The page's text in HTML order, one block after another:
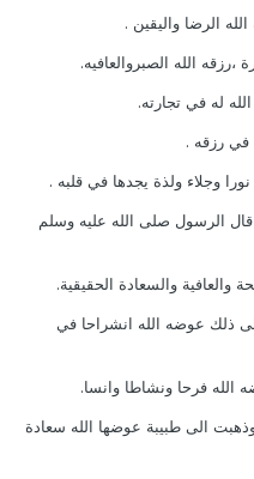
قال الرسول صلى الله عليه وسلم
ذلك عوضه الله انشراحا في
الى طبيبة عوضها الله سعادة